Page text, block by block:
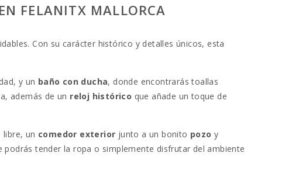
FELANITX MALLORCA
Con su carácter histórico y detalles únicos, esta
y un baño con ducha, donde encontrarás toallas
además de un reloj histórico que añade un toque de
un comedor exterior junto a un bonito pozoy
podrás tender la ropa o simplemente disfrutar del ambiente